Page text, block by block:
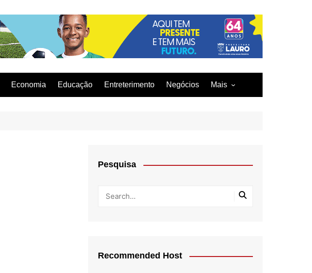
Economia Educação Entreterimento Negócios Mais
Moda
Pesquisa
Recommended Host